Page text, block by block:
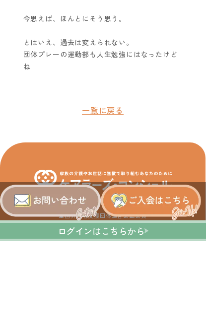
今思えば、ほんとにそう思う。
とはいえ、過去は変えられない。
団体プレーの運動部も人生勉強にはなったけど
ね
一覧に戻る
運営会社：株式会社ワーク＆ケアバランス研究所
全国介護者支援団体連合会正会員
利用規約 プライバシーポリシー
ログインはこちらから